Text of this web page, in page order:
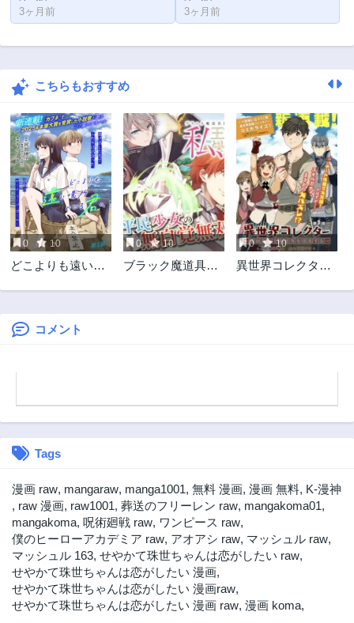
3ヶ月前 3ヶ月前
こちらもおすすめ
0 10
どこよりも遠い場
0 10
ブラック魔道具師
として拾われる ～
Tsuihousareta
Watashi
0 10
異世界コレクター
コメント
Tags
漫画 raw, mangaraw, manga1001, 無料 漫画, 漫画 無料, K-漫神
, raw 漫画, raw1001, 葬送のフリーレン raw, mangakoma01,
mangakoma, 呪術廻戦 raw, ワンピース raw,
僕のヒーローアカデミア raw, アオアシ raw, マッシュル raw,
マッシュル 163, せやかて珠世ちゃんは恋がしたい raw,
せやかて珠世ちゃんは恋がしたい 漫画,
せやかて珠世ちゃんは恋がしたい 漫画raw,
せやかて珠世ちゃんは恋がしたい 漫画 raw, 漫画 koma,